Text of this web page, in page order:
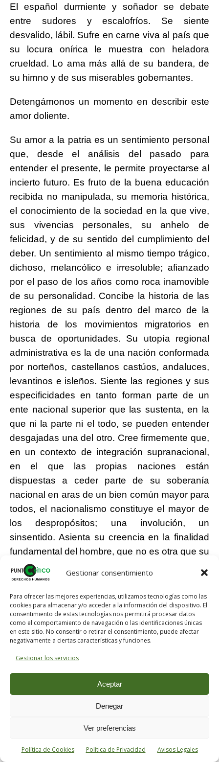
Gestionar consentimiento
Para ofrecer las mejores experiencias, utilizamos tecnologías como las
cookies para almacenar y/o acceder a la información del dispositivo. El
consentimiento de estas tecnologías nos permitirá procesar datos
como el comportamiento de navegación o las identificaciones únicas
en este sitio. No consentir o retirar el consentimiento, puede afectar
negativamente a ciertas características y funciones.
Gestionar los servicios
Aceptar
Denegar
Ver preferencias
Política de Cookies Política de Privacidad Avisos Legales
El español durmiente y soñador se debate
entre sudores y escalofríos. Se siente
desvalido, lábil. Sufre en carne viva al país que
su locura onírica le muestra con heladora
crueldad. Lo ama más allá de su bandera, de
su himno y de sus miserables gobernantes.
Detengámonos un momento en describir este
amor doliente.
Su amor a la patria es un sentimiento personal
que, desde el análisis del pasado para
entender el presente, le permite proyectarse al
incierto futuro. Es fruto de la buena educación
recibida no manipulada, su memoria histórica,
el conocimiento de la sociedad en la que vive,
sus vivencias personales, su anhelo de
felicidad, y de su sentido del cumplimiento del
deber. Un sentimiento al mismo tiempo trágico,
dichoso, melancólico e irresoluble; afianzado
por el paso de los años como roca inamovible
de su personalidad. Concibe la historia de las
regiones de su país dentro del marco de la
historia de los movimientos migratorios en
busca de oportunidades. Su utopía regional
administrativa es la de una nación conformada
por norteños, castellanos castúos, andaluces,
levantinos e isleños. Siente las regiones y sus
especificidades en tanto forman parte de un
ente nacional superior que las sustenta, en la
que ni la parte ni el todo, se pueden entender
desgajadas una del otro. Cree firmemente que,
en un contexto de integración supranacional,
en el que las propias naciones están
dispuestas a ceder parte de su soberanía
nacional en aras de un bien común mayor para
todos, el nacionalismo constituye el mayor de
los despropósitos; una involución, un
sinsentido. Asienta su creencia en la finalidad
fundamental del hombre, que no es otra que su
felicidad individual dentro de la felicidad social.
Su credo lo constituyen unos pocos dogmas,
claros y sencillos: El hombre es naturaleza y es
alma, animal y espíritu, si se quiere. Más a
más, animal inteligente y espíritu bello,
podríamos decir. Como animal inteligente
a la sociedad cuando los animales inteligentes
que la conforman se transforman en bestias y
los espíritus bellos se afean y embrutecen por
comparten un relativo mismo espacio